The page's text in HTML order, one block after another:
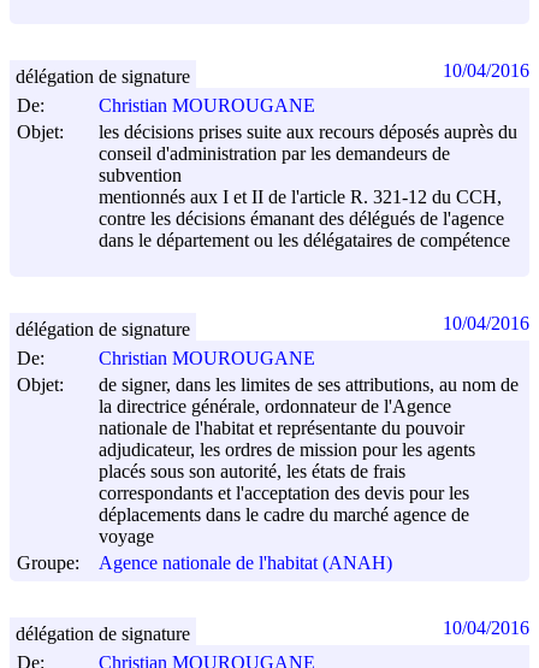
De:
Christian MOUROUGANE
Objet:
les décisions prises suite aux recours déposés auprès du
conseil d'administration par les demandeurs de
subvention
mentionnés aux I et II de l'article R. 321-12 du CCH,
contre les décisions émanant des délégués de l'agence
dans le département ou les délégataires de compétence
délégation de signature 10/04/2016
De:
Christian MOUROUGANE
Objet:
de signer, dans les limites de ses attributions, au nom de
la directrice générale, ordonnateur de l'Agence
nationale de l'habitat et représentante du pouvoir
adjudicateur, les ordres de mission pour les agents
placés sous son autorité, les états de frais
correspondants et l'acceptation des devis pour les
déplacements dans le cadre du marché agence de
voyage
Groupe:
Agence nationale de l'habitat (ANAH)
délégation de signature 10/04/2016
De:
Christian MOUROUGANE
délégation de signature 10/04/2016